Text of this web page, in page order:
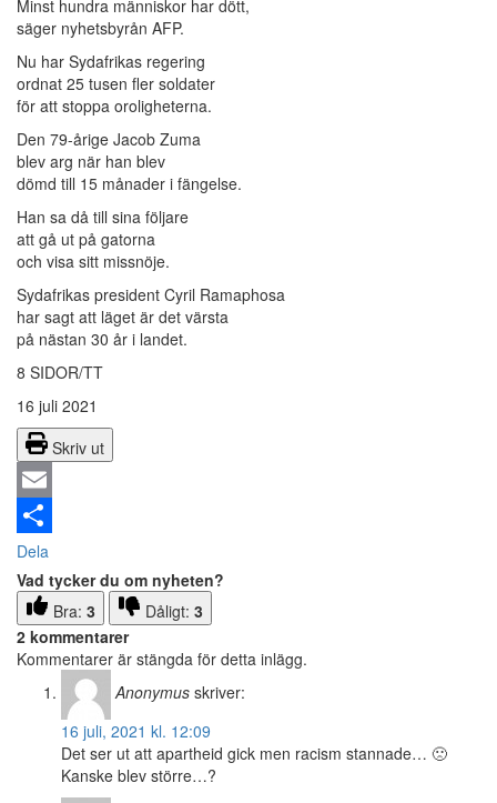
Minst hundra människor har dött,
säger nyhetsbyrån AFP.
Nu har Sydafrikas regering
ordnat 25 tusen fler soldater
för att stoppa oroligheterna.
Den 79-årige Jacob Zuma
blev arg när han blev
dömd till 15 månader i fängelse.
Han sa då till sina följare
att gå ut på gatorna
och visa sitt missnöje.
Sydafrikas president Cyril Ramaphosa
har sagt att läget är det värsta
på nästan 30 år i landet.
8 SIDOR/TT
16 juli 2021
Skriv ut
Email
Dela
Vad tycker du om nyheten?
Bra: 3 Dåligt: 3
2 kommentarer
Kommentarer är stängda för detta inlägg.
Anonymus skriver:
16 juli, 2021 kl. 12:09
Det ser ut att apartheid gick men racism stannade… 🙁
Kanske blev större…?